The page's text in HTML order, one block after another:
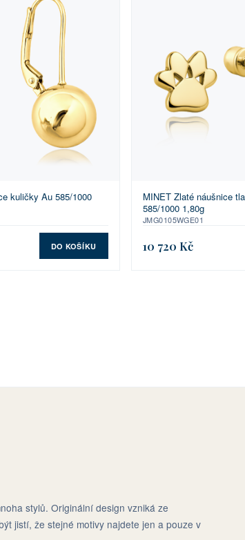
kuličky Au 585/1000
DO KOŠÍKU
MINET Zlaté náušnice
585/1000 1,80g
JMG0105WGE01
10 720 Kč
stylů. Originální design vzniká ze
jistí, že stejné motivy najdete jen a pouze v